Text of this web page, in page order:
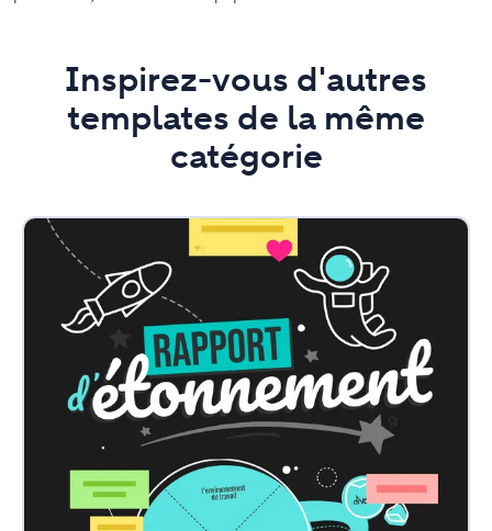
Inspirez-vous d'autres
templates de la même
catégorie
Rapport
d'étonnement